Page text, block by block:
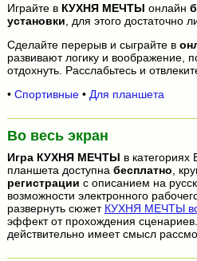
Играйте в КУХНЯ МЕЧТЫ онлайн
установки , для этого достаточно
Сделайте перерыв и сыграйте в
развивают логику и воображение,
отдохнуть. Расслабьтесь и
• Спортивные• Для планшета
Во весь экран
Игра КУХНЯ МЕЧТЫ в
планшета доступна бесплатно,
регистрации с описанием на
возможности электронного
развернуть сюжет КУХНЯ МЕЧТЫ во
эффект от прохождения
действительно имеет смысл